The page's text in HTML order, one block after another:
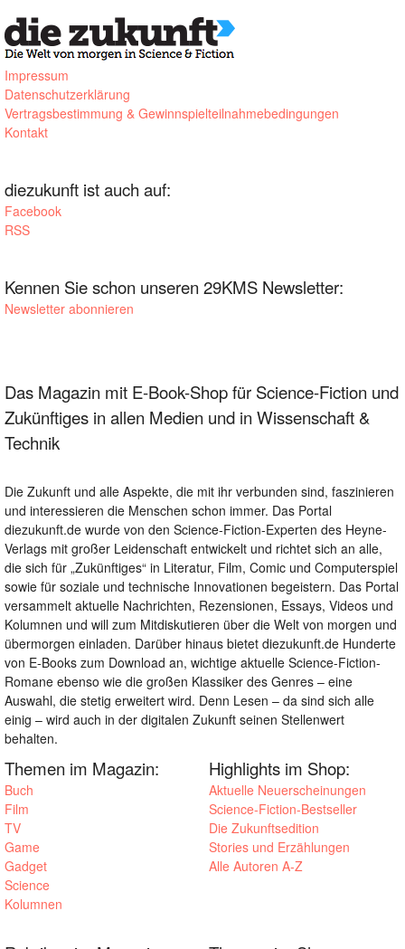
Impressum
Datenschutzerklärung
Vertragsbestimmung & Gewinnspielteilnahmebedingungen
Kontakt
diezukunft ist auch auf:
Facebook
RSS
Kennen Sie schon unseren 29KMS Newsletter:
Newsletter abonnieren
Das Magazin mit E-Book-Shop für Science-Fiction und
Zukünftiges in allen Medien und in Wissenschaft &
Technik
Die Zukunft und alle Aspekte, die mit ihr verbunden sind, faszinieren
und interessieren die Menschen schon immer. Das Portal
diezukunft.de wurde von den Science-Fiction-Experten des Heyne-
Verlags mit großer Leidenschaft entwickelt und richtet sich an alle,
die sich für „Zukünftiges“ in Literatur, Film, Comic und Computerspiel
sowie für soziale und technische Innovationen begeistern. Das Portal
versammelt aktuelle Nachrichten, Rezensionen, Essays, Videos und
Kolumnen und will zum Mitdiskutieren über die Welt von morgen und
übermorgen einladen. Darüber hinaus bietet diezukunft.de Hunderte
von E-Books zum Download an, wichtige aktuelle Science-Fiction-
Romane ebenso wie die großen Klassiker des Genres – eine
Auswahl, die stetig erweitert wird. Denn Lesen – da sind sich alle
einig – wird auch in der digitalen Zukunft seinen Stellenwert
behalten.
Themen im Magazin:
Buch
Film
TV
Game
Gadget
Science
Kolumnen
Highlights im Shop:
Aktuelle Neuerscheinungen
Science-Fiction-Bestseller
Die Zukunftsedition
Stories und Erzählungen
Alle Autoren A-Z